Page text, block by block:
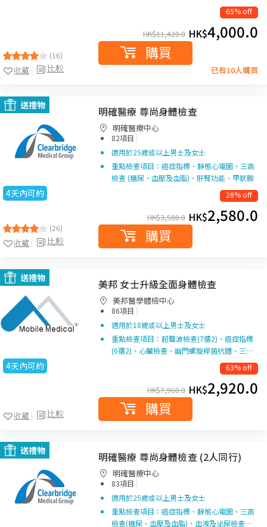
(16)
比較
收藏
65% off
HK$11,420.0 HK$4,000.0
購買
已有10人購買
送禮物
4天內可約
(26)
比較
收藏
明確醫療 尊尚身體檢查
明確醫療中心
82項目 |
適用於25歲或以上男士及女士
重點檢查項目：癌症指標、靜態心電圖、三高
檢查 (糖尿、血壓及血脂)、肝腎功能、甲狀腺
28% off
HK$3,580.0 HK$2,580.0
購買
送禮物
4天內可約
比較
收藏
美邦 女士升級全面身體檢查
美邦醫學體檢中心
86項目 |
適用於18歲或以上男士及女士
重點檢查項目：超聲波檢查(7選2)、癌症指標
(6選2)、心臟檢查、幽門螺旋桿菌抗體、三…
63% off
HK$7,960.0 HK$2,920.0
購買
送禮物 明確醫療 尊尚身體檢查 (2人同行)
明確醫療中心
83項目 |
適用於25歲或以上男士及女士
重點檢查項目：癌症指標、靜態心電圖、三高
檢查(糖尿、血壓及血脂)、血液及泌尿檢查…